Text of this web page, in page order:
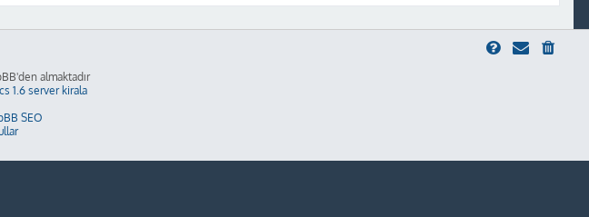
almaktadır
cs 1.6 server kirala
SEO